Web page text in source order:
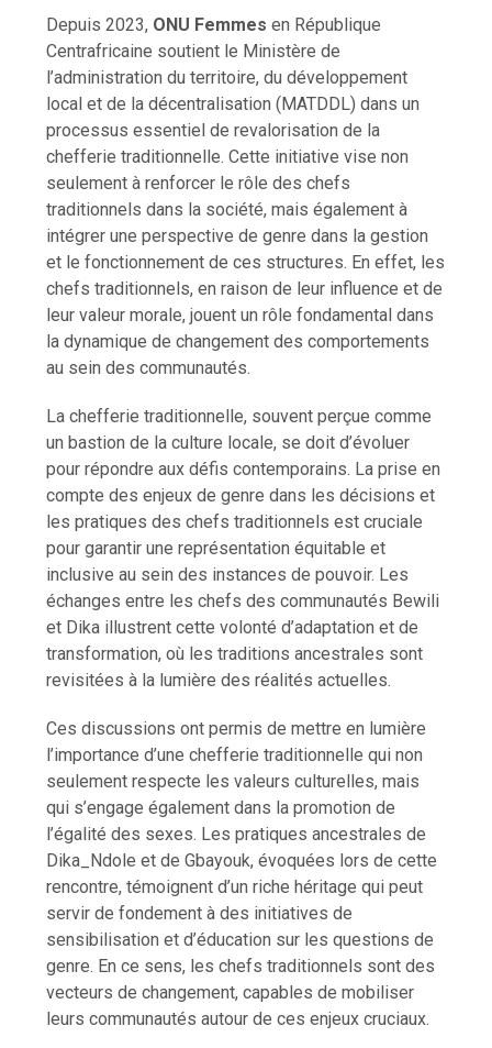
Depuis 2023, ONU Femmes en République
Centrafricaine soutient le Ministère de
l’administration du territoire, du développement
local et de la décentralisation (MATDDL) dans un
processus essentiel de revalorisation de la
chefferie traditionnelle. Cette initiative vise non
seulement à renforcer le rôle des chefs
traditionnels dans la société, mais également à
intégrer une perspective de genre dans la gestion
et le fonctionnement de ces structures. En effet, les
chefs traditionnels, en raison de leur influence et de
leur valeur morale, jouent un rôle fondamental dans
la dynamique de changement des comportements
au sein des communautés.
La chefferie traditionnelle, souvent perçue comme
un bastion de la culture locale, se doit d’évoluer
pour répondre aux défis contemporains. La prise en
compte des enjeux de genre dans les décisions et
les pratiques des chefs traditionnels est cruciale
pour garantir une représentation équitable et
inclusive au sein des instances de pouvoir. Les
échanges entre les chefs des communautés Bewili
et Dika illustrent cette volonté d’adaptation et de
transformation, où les traditions ancestrales sont
revisitées à la lumière des réalités actuelles.
Ces discussions ont permis de mettre en lumière
l’importance d’une chefferie traditionnelle qui non
seulement respecte les valeurs culturelles, mais
qui s’engage également dans la promotion de
l’égalité des sexes. Les pratiques ancestrales de
Dika_Ndole et de Gbayouk, évoquées lors de cette
rencontre, témoignent d’un riche héritage qui peut
servir de fondement à des initiatives de
sensibilisation et d’éducation sur les questions de
genre. En ce sens, les chefs traditionnels sont des
vecteurs de changement, capables de mobiliser
leurs communautés autour de ces enjeux cruciaux.